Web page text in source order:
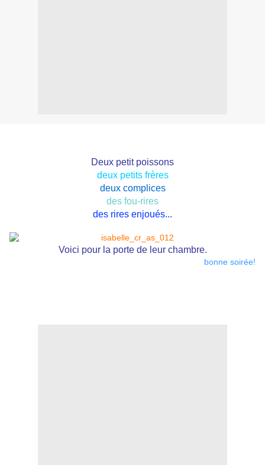
Deux petit poissons
deux petits frères
deux complices
des fou-rires
des rires enjoués...
Voici pour la porte de leur chambre.
bonne soirée!